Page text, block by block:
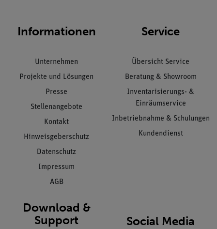
Informationen
Unternehmen
Projekte und Lösungen
Presse
Stellenangebote
Kontakt
Hinweisgeberschutz
Datenschutz
Impressum
AGB
Service
Übersicht Service
Beratung & Showroom
Inventarisierungs- &
Einräumservice
Inbetriebnahme & Schulungen
Kundendienst
Download &
Support
Social Media